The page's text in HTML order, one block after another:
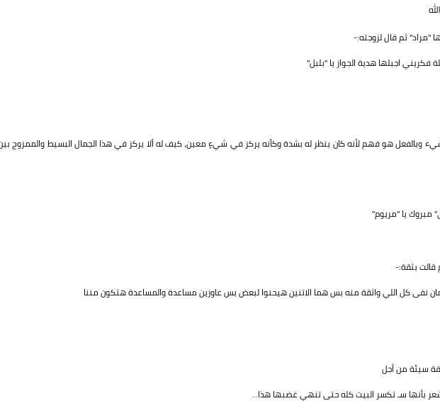
"مراد" ثم قال لزوجته:-
فكريني اجبلها هدية الجواز يا "بلبل"
وبالفعل هو فهم لأنه كان ينظر له بشدة وكأنه يركز في شيءٍ معين، كيف له ألا يركز في هذا الجمال البسيط والممزوج
يا "مريوم"
قالت بثقة:-
نفى كل اللي واثقة منه بس هما الاتنين هيحنوا لبعض بس عاوزين مساعدة والمساعدة هتكون مننا
سيئة من أجل
بأنها سـ تكسر البيت كله حتى تنهي غضبها هذا...